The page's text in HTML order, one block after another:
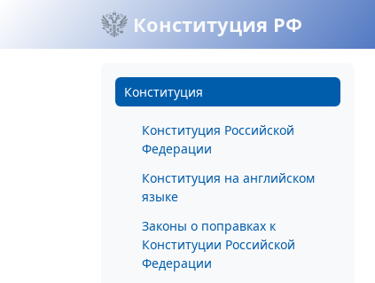
Конституция РФ
Конституция
Конституция Российской
Федерации
Конституция на английском
языке
Законы о поправках к
Конституции Российской
Федерации